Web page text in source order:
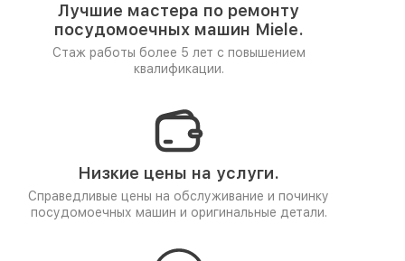
Лучшие мастера по ремонту
посудомоечных машин Miele.
Стаж работы более 5 лет с повышением
квалификации.
Низкие цены на услуги.
Справедливые цены на обслуживание и починку
посудомоечных машин и оригинальные детали.